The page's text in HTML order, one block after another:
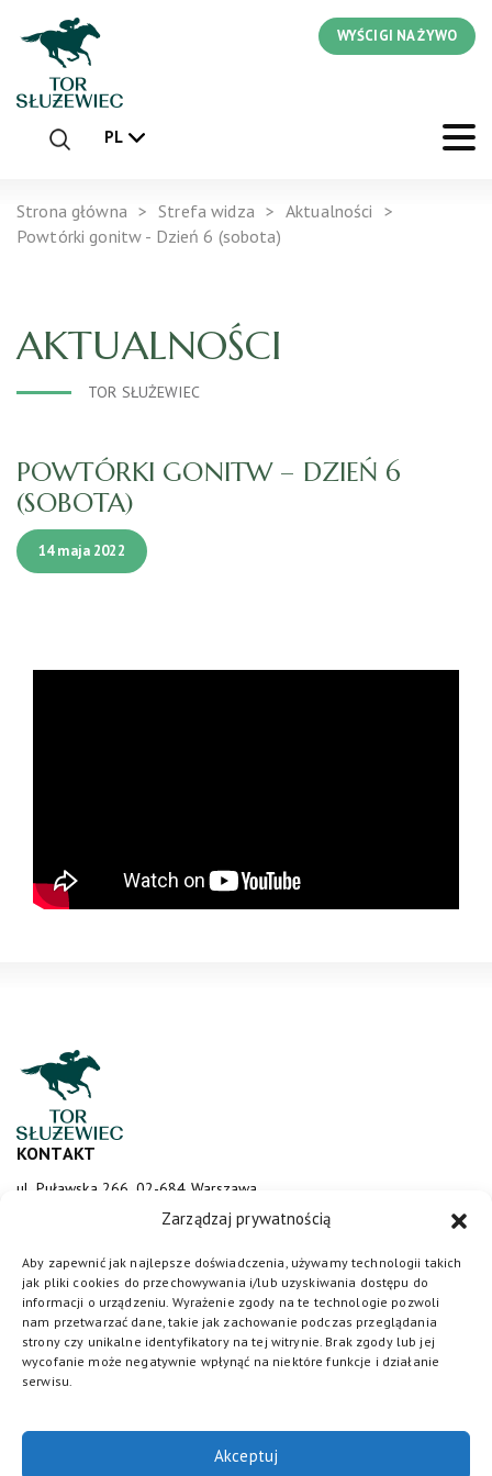
Zarządzaj prywatnością
Aby zapewnić jak najlepsze doświadczenia, używamy technologii takich
jak pliki cookies do przechowywania i/lub uzyskiwania dostępu do
informacji o urządzeniu. Wyrażenie zgody na te technologie pozwoli
nam przetwarzać dane, takie jak zachowanie podczas przeglądania
strony czy unikalne identyfikatory na tej witrynie. Brak zgody lub jej
wycofanie może negatywnie wpłynąć na niektóre funkcje i działanie
serwisu.
Akceptuj
WYŚCIGI NA ŻYWO
PL
Strona główna Strefa widza
Aktualności
Powtórki gonitw - Dzień 6 (sobota)
AKTUALNOŚCI
TOR SŁUŻEWIEC
POWTÓRKI GONITW – DZIEŃ 6
(SOBOTA)
14 maja 2022
KONTAKT
ul. Puławska 266, 02-684 Warszawa
sluzewiec@totalizator.pl
KONTAKT DLA MEDIÓW
media@torsluzewiec.pl
DOŁĄCZ DO NAS